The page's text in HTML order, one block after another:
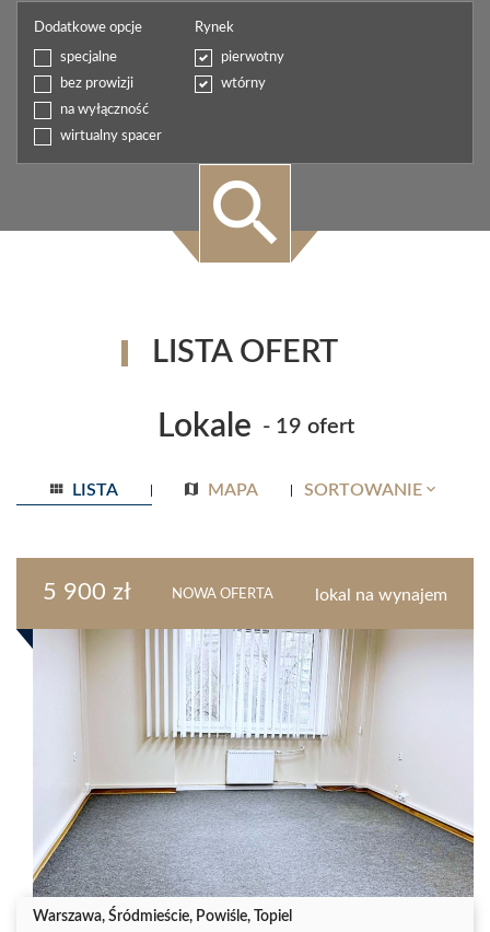
Dodatkowe opcje
specjalne
bez prowizji
na wyłączność
wirtualny spacer
Rynek
pierwotny
wtórny
LISTA OFERT
Lokale - 19 ofert
LISTA MAPA SORTOWANIE
5 900 zł NOWA OFERTA lokal na wynajem
Warszawa, Śródmieście, Powiśle, Topiel